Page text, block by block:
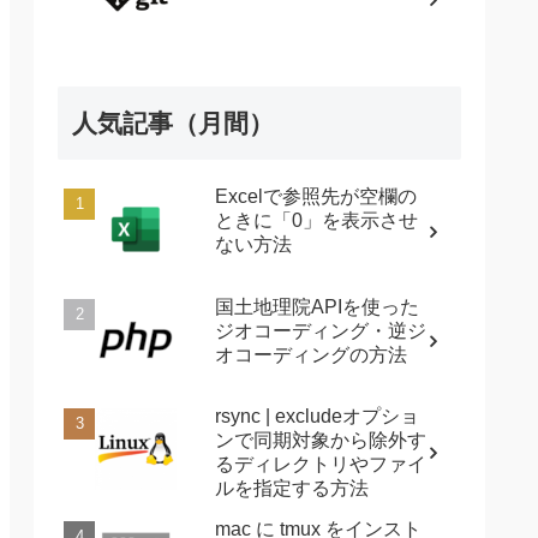
人気記事（月間）
Excelで参照先が空欄の
ときに「0」を表示させ
ない方法
国土地理院APIを使った
ジオコーディング・逆ジ
オコーディングの方法
rsync | excludeオプショ
ンで同期対象から除外す
るディレクトリやファイ
ルを指定する方法
mac に tmux をインスト